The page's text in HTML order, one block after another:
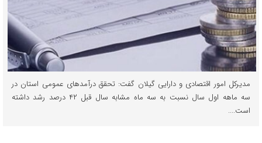
مدیرکل امور اقتصادی و دارایی گیلان گفت: تحقق درآمدهای عمومی استان در
سه ماهه اول سال نسبت به سه ماه مشابه سال قبل ۴۲ درصد رشد داشته
است....